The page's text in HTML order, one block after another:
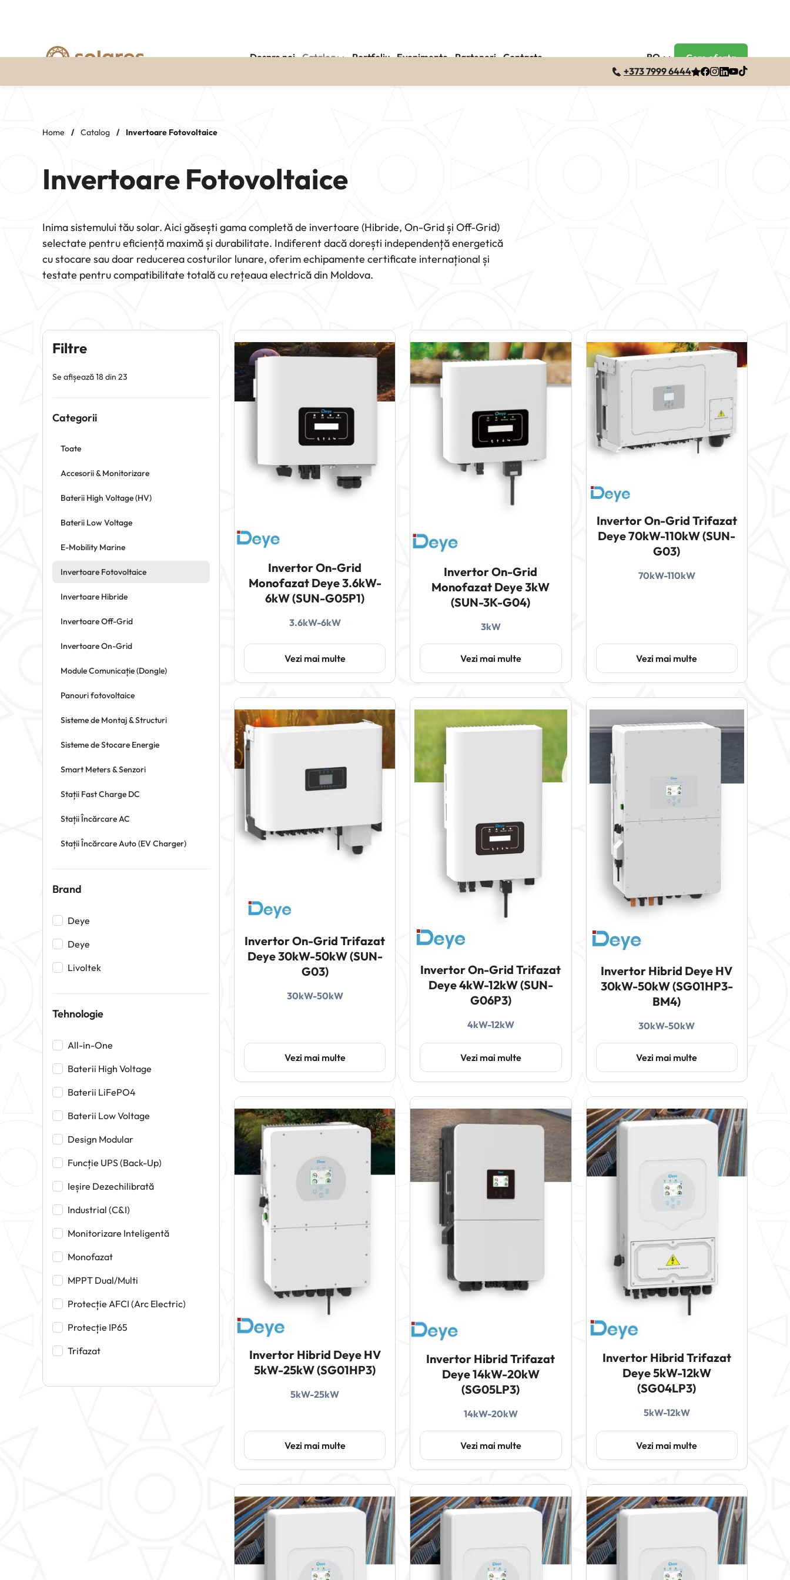
Skip
+373 7999 6444
Despre noi Catalog Portfoliu Evenimente Parteneri Contacte RO Cere oferta
Home / Catalog / Invertoare Fotovoltaice
Invertoare Fotovoltaice
Inima sistemului tău solar. Aici găsești gama completă de invertoare (Hibride, On-Grid și Off-Grid)
selectate pentru eficiență maximă și durabilitate. Indiferent dacă dorești independență energetică
cu stocare sau doar reducerea costurilor lunare, oferim echipamente certificate internațional și
testate pentru compatibilitate totală cu rețeaua electrică din Moldova.
Filtre
Se afișează 18 din 23
Categorii
Toate
Accesorii & Monitorizare
Baterii High Voltage (HV)
Baterii Low Voltage
E-Mobility Marine
Invertoare Fotovoltaice
Invertoare Hibride
Invertoare Off-Grid
Invertoare On-Grid
Module Comunicație (Dongle)
Panouri fotovoltaice
Sisteme de Montaj & Structuri
Sisteme de Stocare Energie
Smart Meters & Senzori
Stații Fast Charge DC
Stații Încărcare AC
Stații Încărcare Auto (EV Charger)
Brand
Deye
Deye
Livoltek
Tehnologie
All-in-One
Baterii High Voltage
Baterii LiFePO4
Baterii Low Voltage
Design Modular
Funcție UPS (Back-Up)
Ieșire Dezechilibrată
Industrial (C&I)
Monitorizare Inteligentă
Monofazat
MPPT Dual/Multi
Protecție AFCI (Arc Electric)
Protecție IP65
Trifazat
Invertor On-Grid
Monofazat Deye 3.6kW-
6kW (SUN-G05P1)
3.6kW-6kW
Vezi mai multe
Invertor On-Grid
Monofazat Deye 3kW
(SUN-3K-G04)
3kW
Vezi mai multe
Invertor On-Grid Trifazat
Deye 70kW-110kW (SUN-
G03)
70kW-110kW
Vezi mai multe
Invertor On-Grid Trifazat
Deye 30kW-50kW (SUN-
G03)
30kW-50kW
Vezi mai multe
Invertor On-Grid Trifazat
Deye 4kW-12kW (SUN-
G06P3)
4kW-12kW
Vezi mai multe
Invertor Hibrid Deye HV
30kW-50kW (SG01HP3-
BM4)
30kW-50kW
Vezi mai multe
Invertor Hibrid Deye HV
5kW-25kW (SG01HP3)
5kW-25kW
Vezi mai multe
Invertor Hibrid Trifazat
Deye 14kW-20kW
(SG05LP3)
14kW-20kW
Vezi mai multe
Invertor Hibrid Trifazat
Deye 5kW-12kW
(SG04LP3)
5kW-12kW
Vezi mai multe